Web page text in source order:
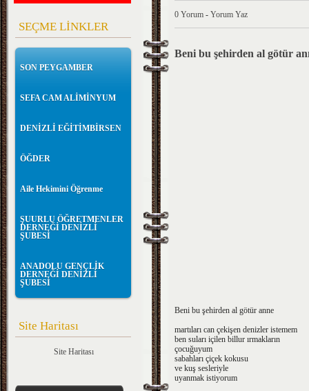
SEÇME LİNKLER
SON PEYGAMBER
SEFA CAM ALİMİNYUM
DENİZLİ EĞİTİMBİRSEN
ÖĞDER
Aile Hekimini Öğrenme
ŞUURLU ÖĞRETMENLER
DERNEĞİ DENİZLİ
ŞUBESİ
ANADOLU GENÇLİK
DERNEĞİ DENİZLİ
ŞUBESİ
Site Haritası
Site Haritası
0 Yorum - Yorum Yaz
Beni bu şehirden al götür
Beni bu şehirden al götür anne
martıları can çekişen denizler istemem
ben suları içilen billur ırmakların
çocuğuyum
sabahları çiçek kokusu
ve kuş sesleriyle
uyanmak istiyorum